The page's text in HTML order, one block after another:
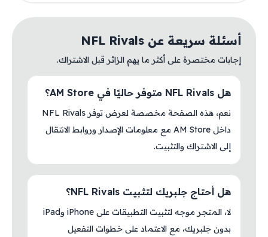
أسئلة سريعة عن NFL Rivals
إجابات مختصرة على أكثر ما يهم الزائر قبل الاشتراك.
هل NFL Rivals متوفر حاليًا في AM Store؟
نعم، هذه الصفحة مخصصة لعرض توفر NFL Rivals
داخل AM Store مع معلومات الإصدار وروابط الانتقال
إلى الاشتراك والتثبيت.
هل أحتاج جلبريك لتثبيت NFL Rivals؟
لا، المتجر موجه لتثبيت التطبيقات على iPhone وiPad
بدون جلبريك، مع الاعتماد على خطوات التفعيل